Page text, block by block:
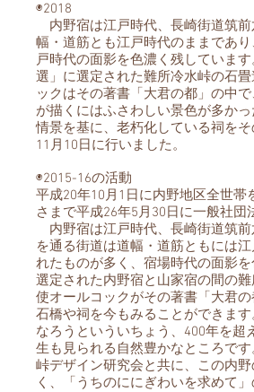
◉2018
内野宿は江戸時代、長崎街道筑
幅・道筋とも江戸時代のままであ
戸時代の面影を色濃く残していま
選」に選定された難所冷水峠の石
ックはその著書「大君の都」の中
が描くにはふさわしい景色が多か
情景を基に、老朽化している祠を
11月10日に行いました。
◉2015-16の活動
平成20年10月1日に内野地区全世
さまで平成26年5月30日に一般社団
内野宿は江戸時代、長崎街道筑
を通る街道は道幅・道筋ともには
れたものが多く、宿場時代の面影
選定された内野宿と山家宿の間の
使オールコックがその著書「大君
石橋や祠を今もみることができま
なろうといういちょう、400年を超
生も見られる自然豊かなところで
峠デザイン研究会と共に、この内
く、「うちのににぎわいを求めて